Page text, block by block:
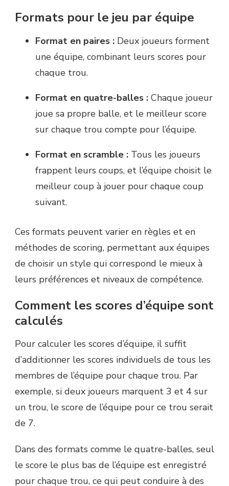
Formats pour le jeu par équipe
Format en paires : Deux joueurs forment
une équipe, combinant leurs scores pour
chaque trou.
Format en quatre-balles : Chaque joueur
joue sa propre balle, et le meilleur score
sur chaque trou compte pour l’équipe.
Format en scramble : Tous les joueurs
frappent leurs coups, et l’équipe choisit le
meilleur coup à jouer pour chaque coup
suivant.
Ces formats peuvent varier en règles et en
méthodes de scoring, permettant aux équipes
de choisir un style qui correspond le mieux à
leurs préférences et niveaux de compétence.
Comment les scores d’équipe sont
calculés
Pour calculer les scores d’équipe, il suffit
d’additionner les scores individuels de tous les
membres de l’équipe pour chaque trou. Par
exemple, si deux joueurs marquent 3 et 4 sur
un trou, le score de l’équipe pour ce trou serait
de 7.
Dans des formats comme le quatre-balles, seul
le score le plus bas de l’équipe est enregistré
pour chaque trou, ce qui peut conduire à des